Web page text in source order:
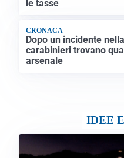
le tasse
CRONACA
Dopo un incidente
carabinieri trovano
arsenale
IDEE